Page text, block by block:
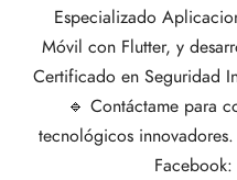
Especializado
Móvil con Flutter, y
Certificado en Seguridad
🔹 Contáctame para
tecnológicos